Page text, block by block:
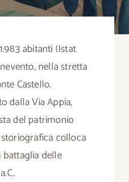
Cerca
per:
abitanti (Istat
nella stretta
Castello.
dalla Via Appia,
del patrimonio
colloca
delle